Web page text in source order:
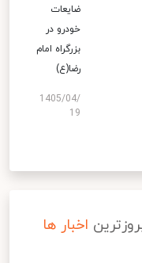
ضایعات
خودرو در
بزرگراه امام
رضا(ع)
1405/04/
19
اخبار ها